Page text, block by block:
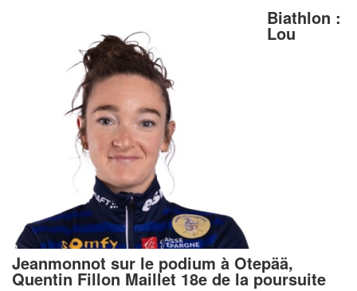
Biathlon :
Lou
Jeanmonnot sur le podium à Otepää,
Quentin Fillon Maillet 18e de la poursuite